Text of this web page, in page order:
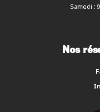
Samedi :
Nos